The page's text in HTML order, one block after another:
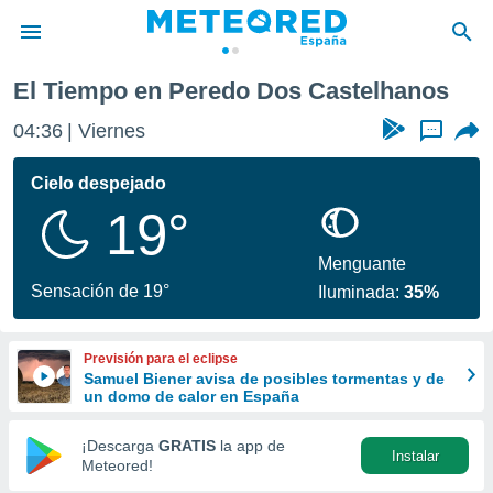
de
por
se
calidad.
a este
las
y
forma
digital
basada
El Tiempo en Peredo Dos Castelhanos
04:36 Viernes ...
Cielo despejado
19°
Sensación de 19°
Menguante
Iluminada:35%
Previsión para el eclipse
Samuel Biener avisa de posibles tormentas y de
un domo de calor en España
¡Descarga GRATIS la app de
Meteored!
Instalar